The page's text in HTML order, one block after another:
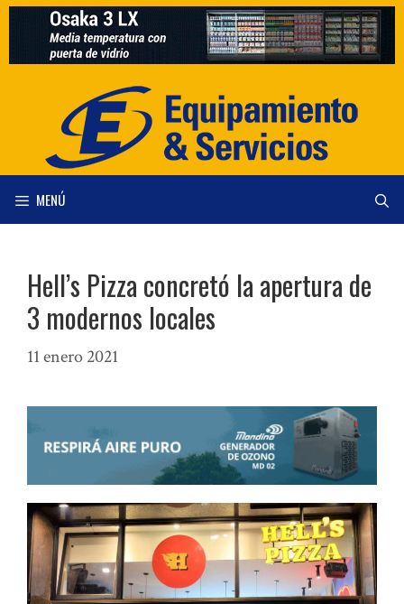
Saltar
contenido
MENÚ
Hell’s Pizza concretó la apertura de
3 modernos locales
11 enero 2021